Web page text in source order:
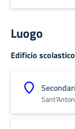
Luogo
Edificio scolastico